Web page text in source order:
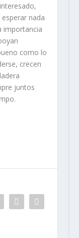
nada
importancia
como lo
crecen
juntos